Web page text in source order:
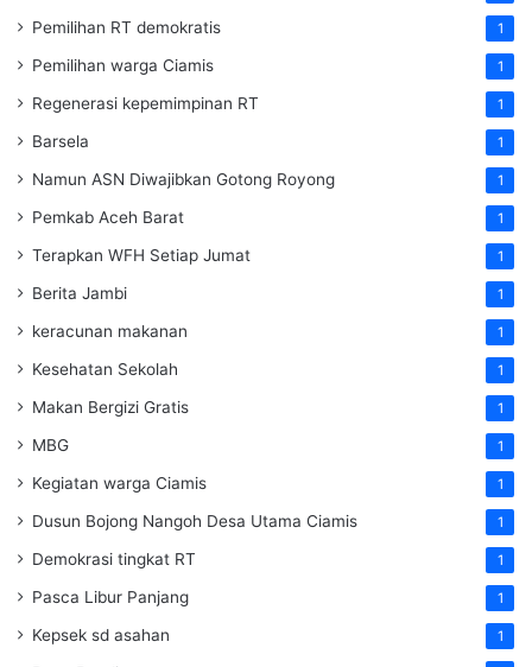
Pemilihan RT demokratis 1
Pemilihan warga Ciamis 1
Regenerasi kepemimpinan RT 1
Barsela 1
Namun ASN Diwajibkan Gotong Royong 1
Pemkab Aceh Barat 1
Terapkan WFH Setiap Jumat 1
Berita Jambi 1
keracunan makanan 1
Kesehatan Sekolah 1
Makan Bergizi Gratis 1
MBG 1
Kegiatan warga Ciamis 1
Dusun Bojong Nangoh Desa Utama Ciamis 1
Demokrasi tingkat RT 1
Pasca Libur Panjang 1
Kepsek sd asahan 1